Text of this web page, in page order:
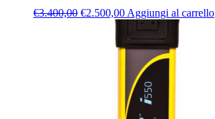
€3.400,00 Il
€2.500,00Il
prezzo
attuale
è:
€2.500,00.
Aggiungi al carrello